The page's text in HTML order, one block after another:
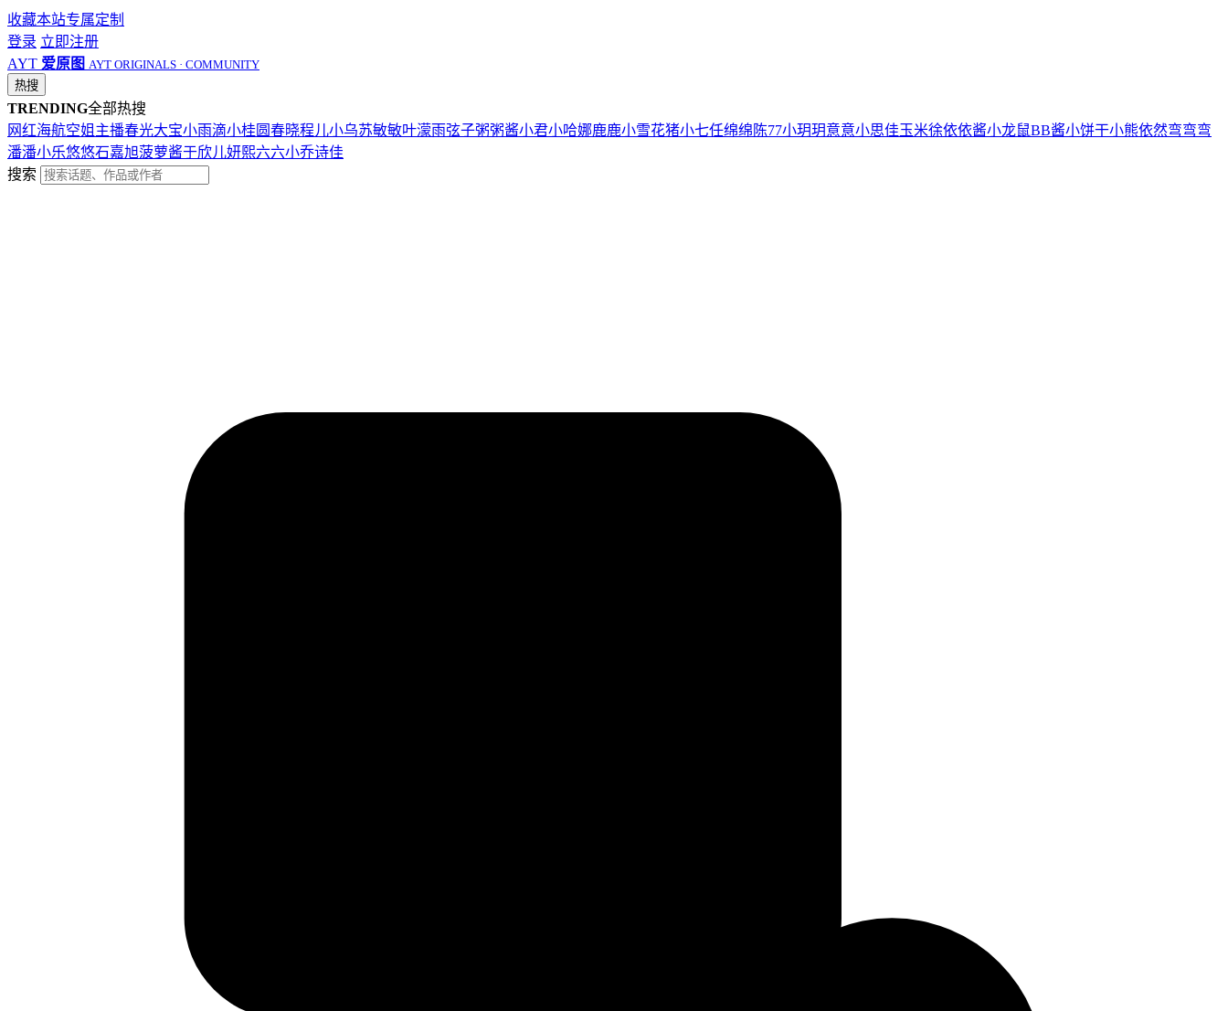
收藏本站专属定制
登录 立即注册
AYT 爱原图 AYT ORIGINALS · COMMUNITY
热搜
TRENDING全部热搜
网红海航空姐 主播春光大宝小雨滴小桂圆春晓程儿小乌苏敏敏叶濛雨弦子粥粥酱小君小哈娜鹿鹿小雪花猪小七任绵绵 陈77小玥玥意意小思佳玉米徐依依酱小龙鼠BB酱小饼干小熊依然弯弯弯
潘潘小乐悠悠石嘉旭菠萝酱于欣儿妍熙六六小乔诗佳
搜索